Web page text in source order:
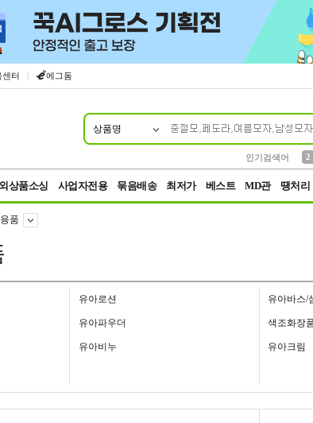
센터 | 에그돔
상품명
인기검색어
2
상품소싱 사업자전용 묶음배송 최저가 베스트 MD관 땡처리
품
유아로션 유아바스/
유아파우더 색조화장
유아비누 유아크림